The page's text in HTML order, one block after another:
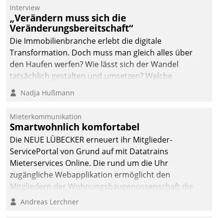
Datatrain ermöglicht
automatisiert ausgelöste,
zielgerichtete
Mieterbefragungen – eine
starke Grundlage für
intelligente,
Entscheidungen.
Interview
„Verändern muss sich die
Veränderungsbereitschaft“
Die Immobilienbranche erlebt die digitale
Transformation. Doch muss man gleich alles über
den Haufen werfen? Wie lässt sich der Wandel
tatsächlich gestalten und umsetzen? Welche
Argumente zählen wirklich?
Nadja Hußmann
Mieterkommunikation
Smartwohnlich komfortabel
Die NEUE LÜBECKER erneuert ihr Mitglieder-
ServicePortal von Grund auf mit Datatrains
Mieterservices Online. Die rund um die Uhr
zugängliche Webapplikation ermöglicht den
Mitgliedern der Wohnungs­bau­genossenschaft die
Kontaktaufnahme per Smartphone, Tablet oder PC.
Andreas Lerchner